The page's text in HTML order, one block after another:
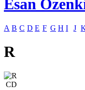
Esan
A B C D E F G H I J
R
CD